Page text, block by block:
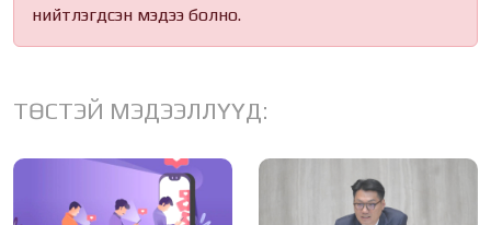
нийтлэгдсэн мэдээ болно.
ТӨСТЭЙ МЭДЭЭЛЛҮҮД: